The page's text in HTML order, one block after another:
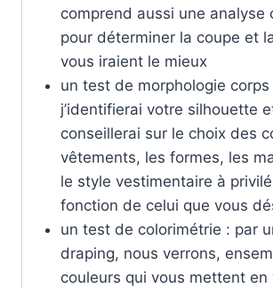
comprend aussi une analyse
pour déterminer la coupe et
vous iraient le mieux
un test de morphologie corps
j’identifierai votre silhouette
conseillerai sur le choix des
vêtements, les formes, les
le style vestimentaire à
fonction de celui que vous
un test de colorimétrie : par
draping, nous verrons,
couleurs qui vous mettent en